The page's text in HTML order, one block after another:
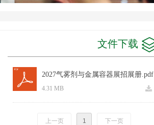
文件下载
2027气雾剂与金属容器展招展册.pdf
끂
4.31 MB
上一页 1 下一页